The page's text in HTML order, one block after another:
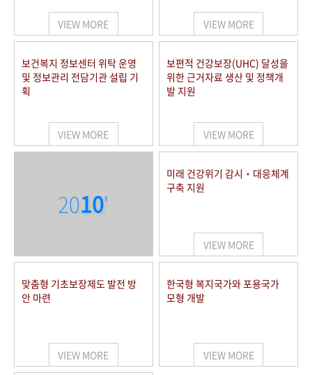
VIEW MORE VIEW MORE
보건복지 정보센터 위탁 운영
및 정보관리 전담기관 설립 기
획
VIEW MORE
보편적 건강보장(UHC) 달성을
위한 근거자료 생산 및 정책개
발 지원
VIEW MORE
2010'
미래 건강위기 감시‧대응체계
구축 지원
VIEW MORE
맞춤형 기초보장제도 발전 방
안 마련
VIEW MORE
한국형 복지국가와 포용국가
모형 개발
VIEW MORE